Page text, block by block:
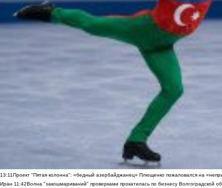
13:11Проект "Пятая колонна": «бедный азербайджанец» Плющенко пожаловался на
Иран 11:42Волна "закошмариваний" проверками прокатилась по бизнесу Волгоградской